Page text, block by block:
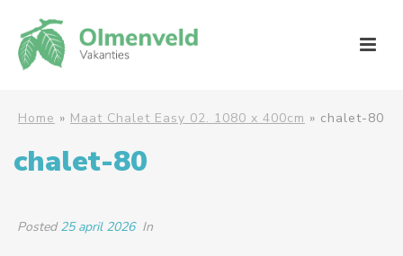
Home » Maat Chalet Easy 02. 1080 x 400cm » chalet-80
chalet-80
Posted25 april 2026 In